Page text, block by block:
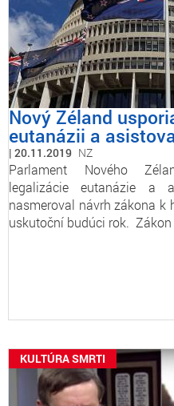
Nový Zéland
eutanázii a
20.11.2019 NZ
Parlament Nového
legalizácie eutanázie a
nasmeroval návrh zákona k
uskutoční budúci rok.
KULTÚRA SMRTI